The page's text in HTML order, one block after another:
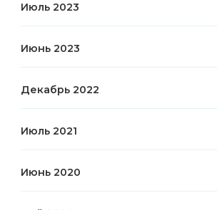
Июль 2023
Июнь 2023
Декабрь 2022
Июль 2021
Июнь 2020